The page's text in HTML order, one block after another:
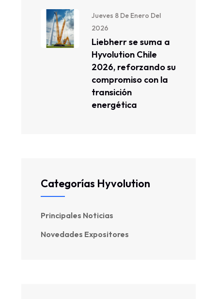
Jueves 8 De Enero Del
2026
Liebherr se suma a
Hyvolution Chile
2026, reforzando su
compromiso con la
transición
energética
Categorías Hyvolution
Principales Noticias
Novedades Expositores